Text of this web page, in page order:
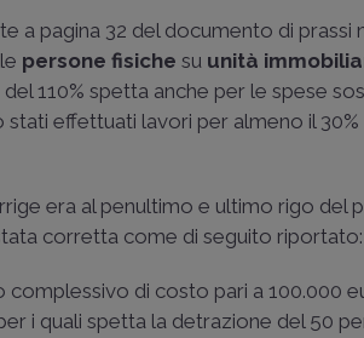
a pagina 32 del documento di prassi
persone fisiche su unità
110% spetta anche per le spese
stati effettuati lavori per almeno il
era al penultimo e ultimo rigo del
corretta come di seguito riportato:
complessivo di costo pari a 100.000
i quali spetta la detrazione del 50